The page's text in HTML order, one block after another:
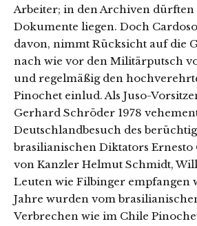
Arbeiter; in den Archiven
Dokumente liegen. Doch
davon, nimmt Rücksicht auf die
nach wie vor den Militärputsch
und regelmäßig den
Pinochet einlud. Als Juso-
Gerhard Schröder 1978
Deutschlandbesuch des
brasilianischen Diktators Ernesto
von Kanzler Helmut Schmidt,
Leuten wie Filbinger empfangen
Jahre wurden vom
Verbrechen wie im Chile